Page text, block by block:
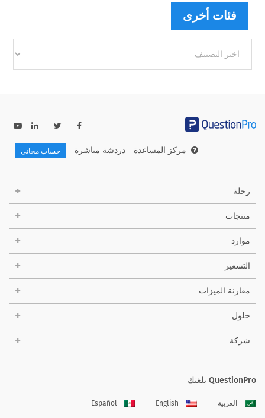
فئات أخرى
أخرى
مركز المساعدة دردشة مباشرة حساب مجاني
رحلة
منتجات
موارد
التسعير
مقارنة الميزات
حلول
شركة
QuestionPro بلغتك
العربية English
Español